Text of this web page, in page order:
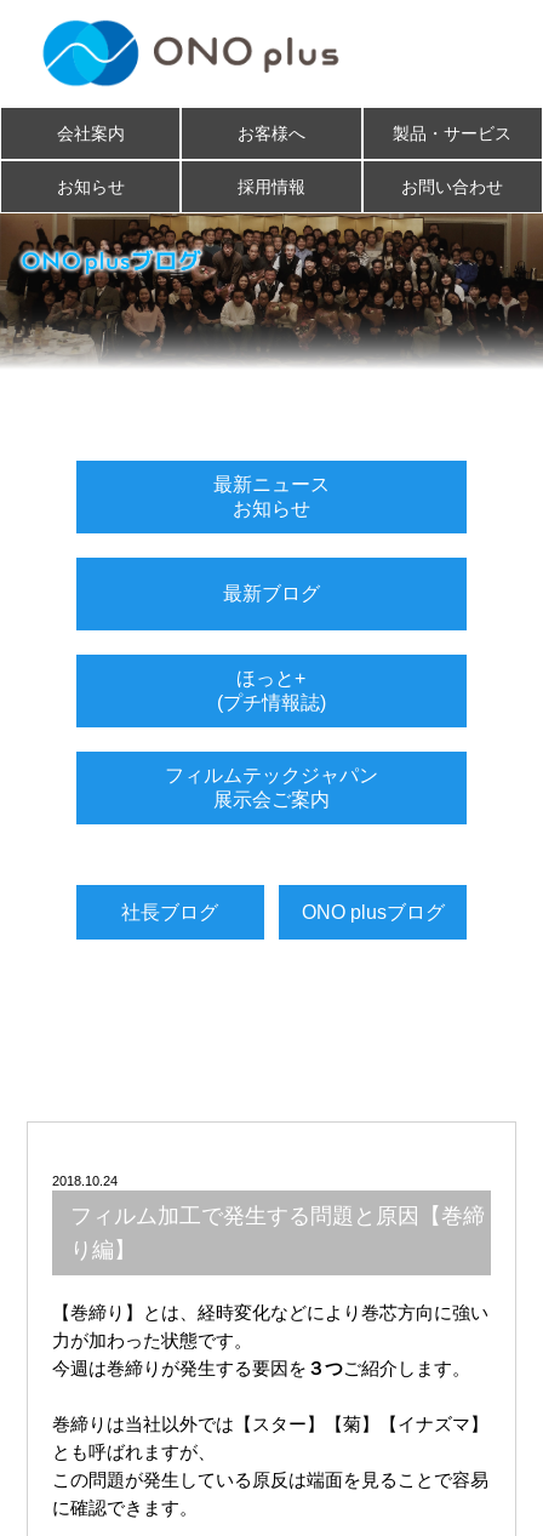
会社案内 お客様へ 製品・サービス
お知らせ 採用情報 お問い合わせ
最新ニュース
お知らせ
最新ブログ
ほっと+
(プチ情報誌)
フィルムテックジャパン
展示会ご案内
社長ブログ ONO plusブログ
2018.10.24
フィルム加工で発生する問題と原因【巻締
り編】
【巻締り】とは、経時変化などにより巻芯方向に強い
力が加わった状態です。
今週は巻締りが発生する要因を ３つご紹介します。
巻締りは当社以外では【スター】【菊】【イナズマ】
とも呼ばれますが、
この問題が発生している原反は端面を見ることで容易
に確認できます。